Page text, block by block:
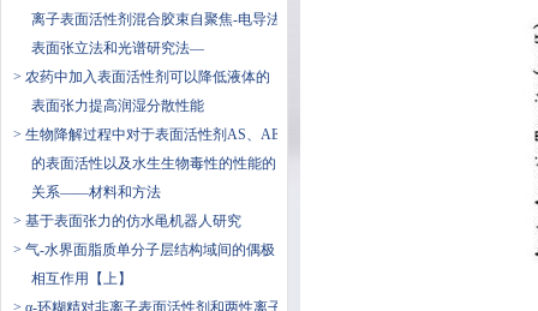
离子表面活性剂混合胶束自聚焦-电导法
表面张立法和光谱研究法—
> 农药中加入表面活性剂可以降低液体的
表面张力提高润湿分散性能
> 生物降解过程中对于表面活性剂AS、AE
的表面活性以及水生生物毒性的性能的
关系——材料和方法
> 基于表面张力的仿水黾机器人研究
> 气-水界面脂质单分子层结构域间的偶极
相互作用【上】
> α-环糊精对非离子表面活性剂和两性离子